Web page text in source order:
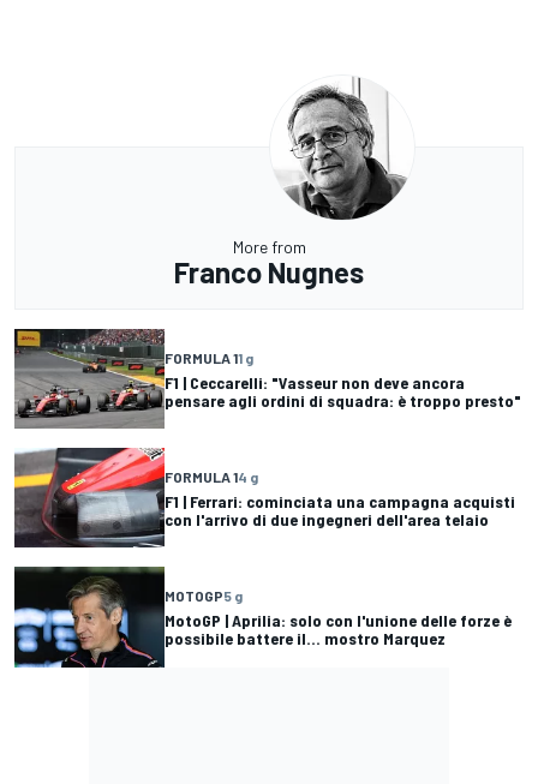
More from
Franco Nugnes
FORMULA 11 g
F1 | Ceccarelli: "Vasseur non deve ancora
pensare agli ordini di squadra: è troppo presto"
FORMULA 14 g
F1 | Ferrari: cominciata una campagna acquisti
con l'arrivo di due ingegneri dell'area telaio
MOTOGP5 g
MotoGP | Aprilia: solo con l'unione delle forze è
possibile battere il... mostro Marquez